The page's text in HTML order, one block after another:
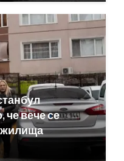
че вече се
жилища